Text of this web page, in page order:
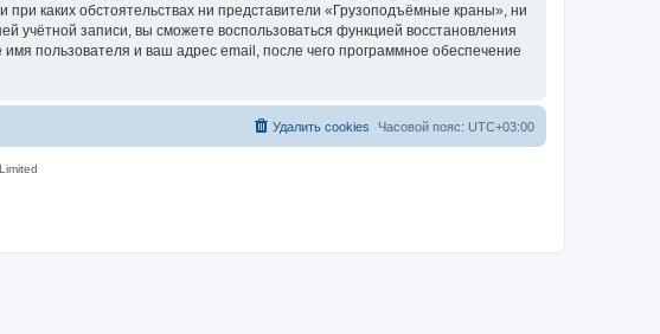
каких обстоятельствах ни представители «Грузоподъёмные краны», ни
учётной записи, вы сможете воспользоваться функцией восстановления
пользователя и ваш адрес email, после чего программное обеспечение
Часовой пояс: UTC+03:00
Удалить cookies